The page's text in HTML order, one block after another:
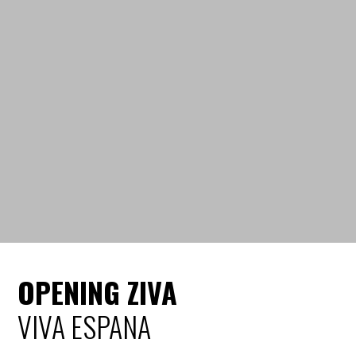
OPENING ZIVA
VIVA ESPANA